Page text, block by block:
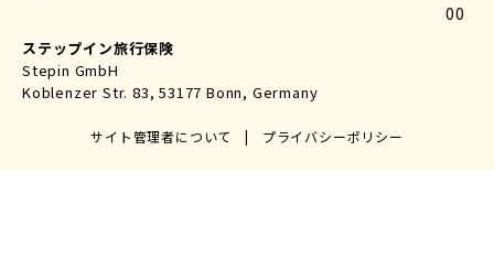
00
ステップイン旅行保険
Stepin GmbH
Koblenzer Str. 83, 53177 Bonn, Germany
サイト管理者について | プライバシーポリシー